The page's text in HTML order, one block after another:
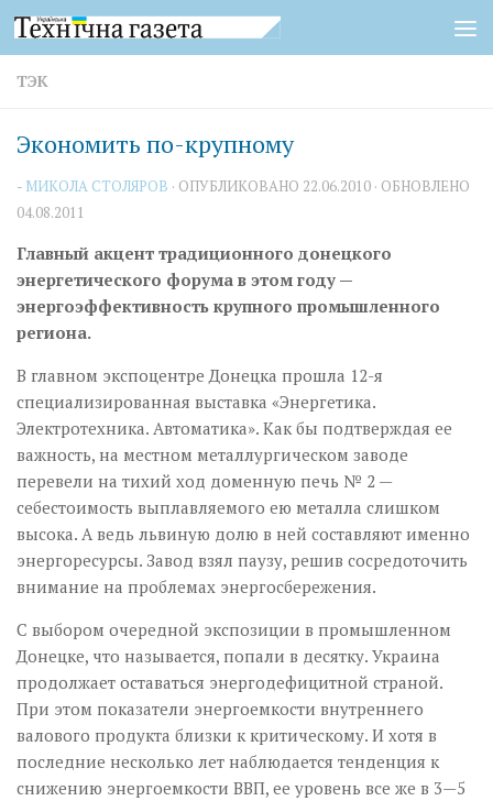
Перейти к содержимому
ТЭК
Экономить по-крупному
- МИКОЛА СТОЛЯРОВ · ОПУБЛИКОВАНО 22.06.2010 · ОБНОВЛЕНО
04.08.2011
Главный акцент традиционного донецкого
энергетического форума в этом году —
энергоэффективность крупного промышленного
региона.
В главном экспоцентре Донецка прошла 12-я
специализированная выставка «Энергетика.
Электротехника. Автоматика». Как бы подтверждая ее
важность, на местном металлургическом заводе
перевели на тихий ход доменную печь № 2 —
себестоимость выплавляемого ею металла слишком
высока. А ведь львиную долю в ней составляют именно
энергоресурсы. Завод взял паузу, решив сосредоточить
внимание на проблемах энергосбережения.
С выбором очередной экспозиции в промышленном
Донецке, что называется, попали в десятку. Украина
продолжает оставаться энергодефицитной страной.
При этом показатели энергоемкости внутреннего
валового продукта близки к критическому. И хотя в
последние несколько лет наблюдается тенденция к
снижению энергоемкости ВВП, ее уровень все же в 3—5